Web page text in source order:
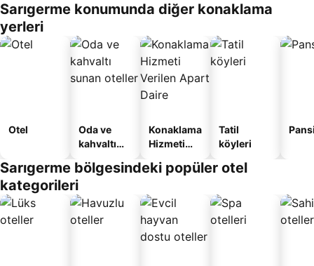
Sarıgerme konumunda diğer konaklama
yerleri
Otel
Oda ve
kahvaltı
oteller
Konaklama
Hizmeti
Apart
Tatil
köyleri
Sarıgerme bölgesindeki popüler otel
kategorileri